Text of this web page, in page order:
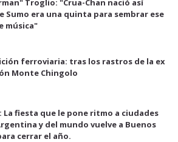
Troglio: "Crua-Chan nació así
Sumo era una quinta para sembrar ese
música"
ferroviaria: tras los rastros de la ex
Monte Chingolo
La fiesta que le pone ritmo a ciudades
y del mundo vuelve a Buenos
cerrar el año.